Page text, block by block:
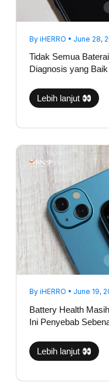
By iHERRO • June 28,
Tidak Semua
Diagnosis yang
Lebih lanjut
By iHERRO • June 19,
Battery Health
Ini Penyebab
Battery
Health
Masih
85%,
Tapi
iPhone
Cepat
Habis?
Ini
Penyebab
Sebenarnya
Lebih lanjut